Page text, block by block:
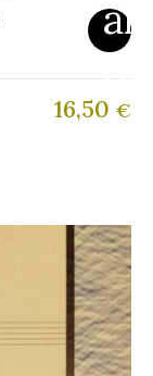
16,50 €